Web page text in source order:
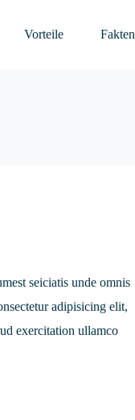
Vorteile Fakten
seiciatis unde omnis
adipisicing elit,
exercitation ullamco